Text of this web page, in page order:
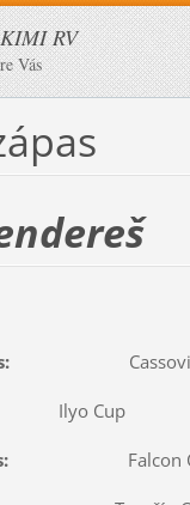
RV
Vás
Cassovia
Ilyo Cup
Falcon